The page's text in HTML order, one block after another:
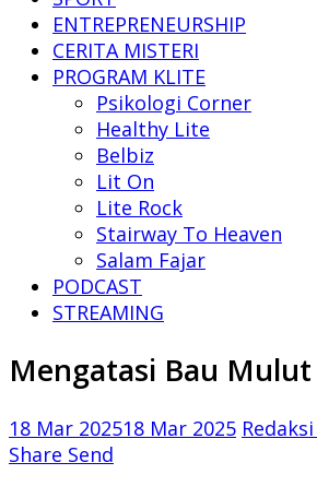
ENTREPRENEURSHIP
CERITA MISTERI
PROGRAM KLITE
Psikologi Corner
Healthy Lite
Belbiz
Lit On
Lite Rock
Stairway To Heaven
Salam Fajar
PODCAST
STREAMING
Mengatasi Bau
18 Mar 202518 Mar 2025
Share Send